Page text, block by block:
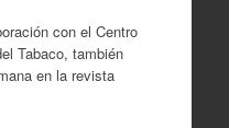
con el Centro
Tabaco, también
en la revista